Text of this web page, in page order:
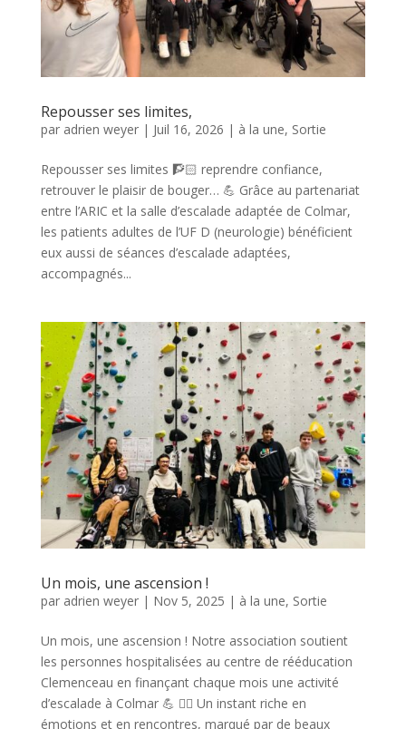
Repousser ses limites,
par adrien weyer| Juil 16, 2026 | à la une, Sortie
Repousser ses limites 🧗🏻 reprendre confiance,
retrouver le plaisir de bouger… 💪 Grâce au partenariat
entre l’ARIC et la salle d’escalade adaptée de Colmar,
les patients adultes de l’UF D (neurologie) bénéficient
eux aussi de séances d’escalade adaptées,
accompagnés...
Un mois, une ascension !
par adrien weyer| Nov 5, 2025 | à la une, Sortie
Un mois, une ascension ! Notre association soutient
les personnes hospitalisées au centre de rééducation
Clemenceau en finançant chaque mois une activité
d’escalade à Colmar 💪 🧗‍♀️ Un instant riche en
émotions et en rencontres, marqué par de beaux